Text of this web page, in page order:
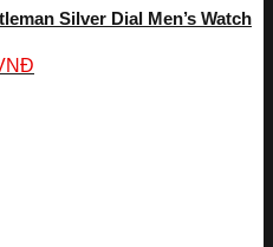
Silver Dial Men’s Watch